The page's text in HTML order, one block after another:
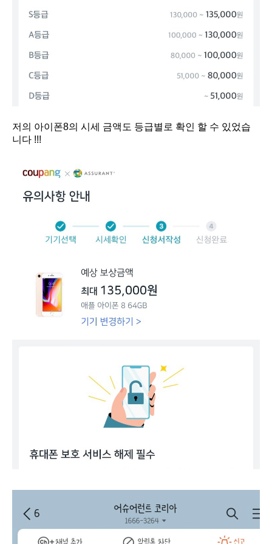
저의 아이폰8의 시세 금액도 등급별로 확인 할 수 있었습
니다 !!!